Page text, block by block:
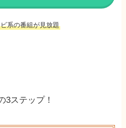
系の番組が見放題
3ステップ！